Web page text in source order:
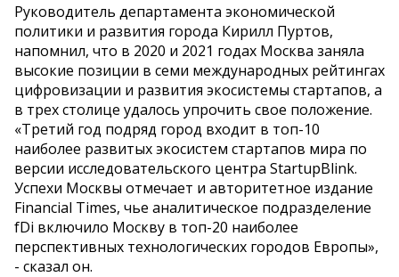
Руководитель департамента экономической
политики и развития города Кирилл Пуртов,
напомнил, что в 2020 и 2021 годах Москва заняла
высокие позиции в семи международных рейтингах
цифровизации и развития экосистемы стартапов, а
в трех столице удалось упрочить свое положение.
«Третий год подряд город входит в топ-10
наиболее развитых экосистем стартапов мира по
версии исследовательского центра StartupBlink.
Успехи Москвы отмечает и авторитетное издание
Financial Times, чье аналитическое подразделение
fDi включило Москву в топ-20 наиболее
перспективных технологических городов Европы»,
- сказал он.